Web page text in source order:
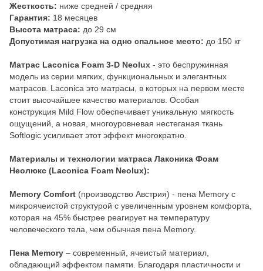
Жесткость: ниже средней / средняя
Гарантия: 18 месяцев
Высота матраса: до 29 см
Допустимая нагрузка на одно спальное место: до 150 кг
Матрас Laconica Foam 3-D Neolux - это беспружинная
модель из серии мягких, функциональных и элегантных
матрасов. Laconica это матрасы, в которых на первом месте
стоит высочайшее качество материалов. Особая
конструкция Mild Flow обеспечивает уникальную мягкость
ощущений, а новая, многоуровневая нестеганая ткань
Softlogic усиливает этот эффект многократно.
Материалы и технологии матраса Лаконика Фоам
Неолюкс (Laconica Foam Neolux):
Memory Comfort (производство Австрия) - пена Memory с
микроячеистой структурой с увеличенным уровнем комфорта,
которая на 45% быстрее реагирует на температуру
человеческого тела, чем обычная пена Memory.
Пена Memory – современный, ячеистый материал,
обладающий эффектом памяти. Благодаря пластичности и